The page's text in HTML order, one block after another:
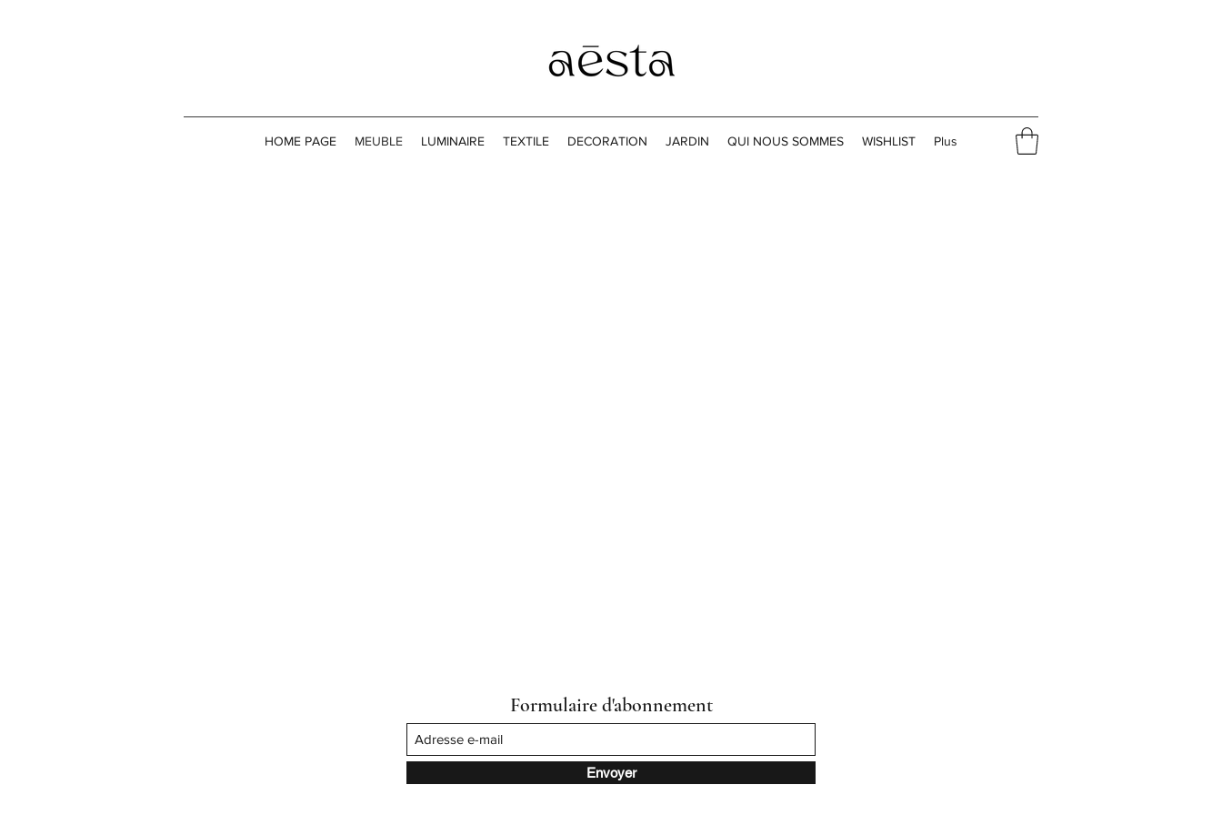
HOME PAGE MEUBLE LUMINAIRE TEXTILE DECORATION JARDIN QUI NOUS SOMMES WISHLIST Plus
Formulaire d'abonnement
Envoyer